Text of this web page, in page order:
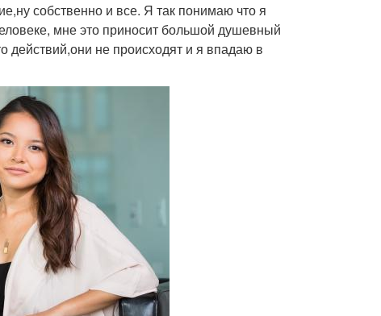
собственно и все. Я так понимаю что я
мне это приносит большой душевный
действий,они не происходят и я впадаю в